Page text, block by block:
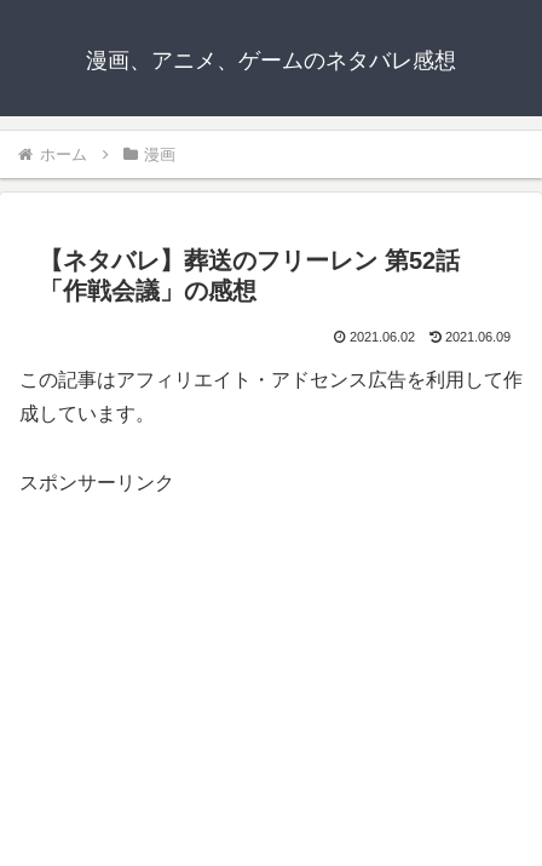
漫画、アニメ、ゲームのネタバレ感想
ホーム 漫画
【ネタバレ】葬送のフリーレン 第52話
「作戦会議」の感想
2021.06.02 2021.06.09
この記事はアフィリエイト・アドセンス広告を利用して作
成しています。
スポンサーリンク